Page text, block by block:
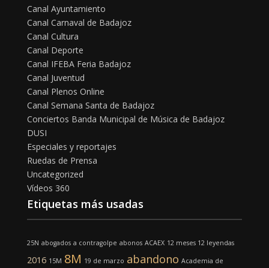
Canal Ayuntamiento
Canal Carnaval de Badajoz
Canal Cultura
Canal Deporte
Canal IFEBA Feria Badajoz
Canal Juventud
Canal Plenos Online
Canal Semana Santa de Badajoz
Conciertos Banda Municipal de Música de Badajoz
DUSI
Especiales y reportajes
Ruedas de Prensa
Uncategorized
Vídeos 360
Etiquetas más usadas
25N abogados a contragolpe abonos ACAEX 12 meses 12 leyendas
2016 15M 8M 19 de marzo abandono Academia de